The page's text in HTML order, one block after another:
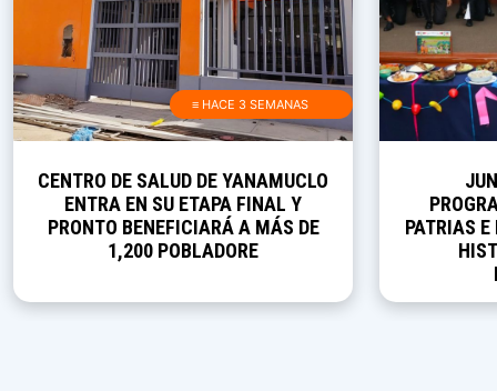
≡ HACE 3 SEMANAS
CENTRO DE SALUD DE YANAMUCLO
ENTRA EN SU ETAPA FINAL Y
PRONTO BENEFICIARÁ A MÁS DE
1,200 POBLADORE
PATRIAS